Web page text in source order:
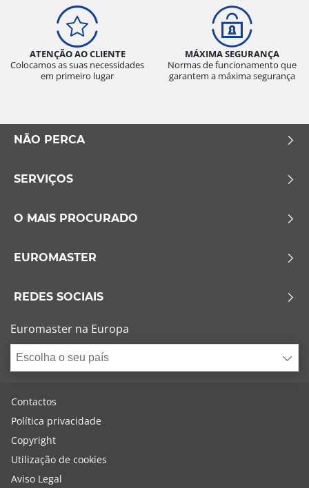
ATENÇÃO AO CLIENTE
Colocamos as suas necessidades
em primeiro lugar
MÁXIMA SEGURANÇA
Normas de funcionamento que
garantem a máxima segurança
NÃO PERCA
SERVIÇOS
O MAIS PROCURADO
EUROMASTER
REDES SOCIAIS
Euromaster na Europa
Escolha o seu país
Contactos
Política privacidade
Copyright
Utilização de cookies
Aviso Legal